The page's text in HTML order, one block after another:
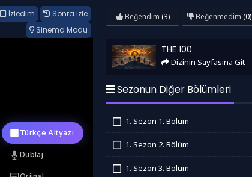
Sonra izle
İzledim
Sinema Modu
Beğendim (3) Beğenmedim (0)
The 100 THE 100
Dizinin Sayfasına Git
Sezonun Diğer Bölümleri
1. Sezon 1. Bölüm
1. Sezon 2. Bölüm
1. Sezon 3. Bölüm